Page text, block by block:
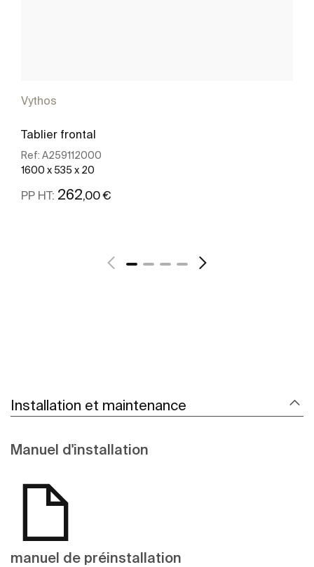
Vythos
Tablier frontal
Ref: A259112000
1600 x 535 x 20
PP HT: 262,00 €
Installation et maintenance
Manuel d'installation
manuel de préinstallation